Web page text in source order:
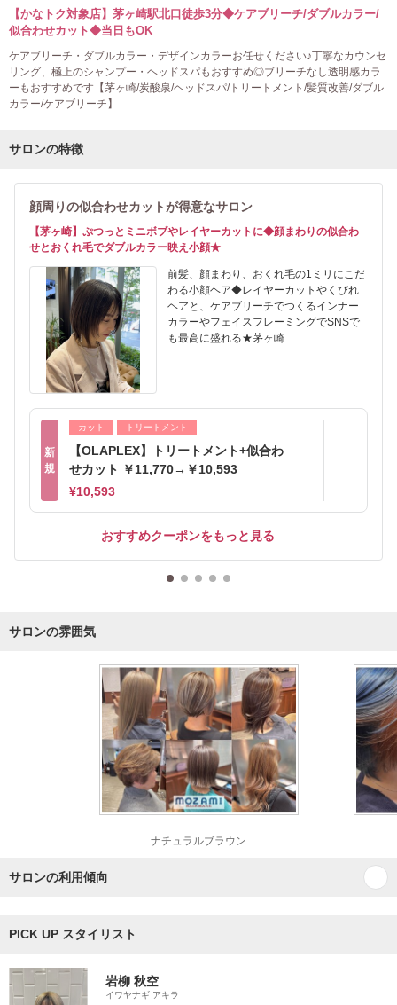
【かなトク対象店】茅ヶ崎駅北口徒歩3分◆ケアブリーチ/ダブルカラー/
似合わせカット◆当日もOK
ケアブリーチ・ダブルカラー・デザインカラーお任せください♪丁寧なカウンセ
リング、極上のシャンプー・ヘッドスパもおすすめ◎ブリーチなし透明感カラ
ーもおすすめです【茅ヶ崎/炭酸泉/ヘッドスパ/トリートメント/髪質改善/ダブル
カラー/ケアブリーチ】
サロンの特徴
顔周りの似合わせカットが得意なサロン
【茅ヶ崎】ぷつっとミニボブやレイヤーカットに◆顔まわりの似合わ
せとおくれ毛でダブルカラー映え小顔★
前髪、顔まわり、おくれ毛の1ミリにこだ
わる小顔ヘア◆レイヤーカットやくびれ
ヘアと、ケアブリーチでつくるインナー
カラーやフェイスフレーミングでSNSで
も最高に盛れる★茅ヶ崎
新
規
カット トリートメント
【OLAPLEX】トリートメント+似合わ
せカット ￥11,770→￥10,593
¥10,593
おすすめクーポンをもっと見る
サロンの雰囲気
ナチュラルブラウン
サロンの利用傾向
PICK UP スタイリスト
岩柳 秋空
イワヤナギ アキラ